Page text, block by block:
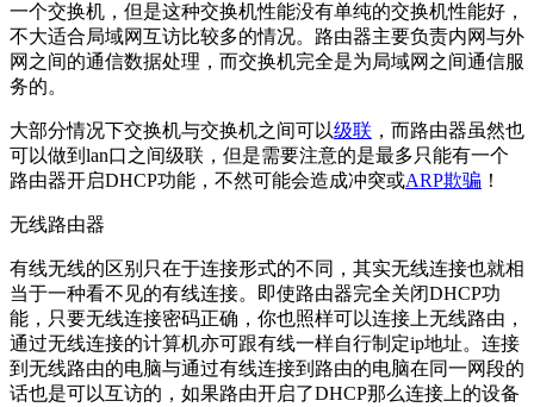
一个交换机，但是这种交换机性能没有单纯的交换机性能好，
不大适合局域网互访比较多的情况。路由器主要负责内网与外
网之间的通信数据处理，而交换机完全是为局域网之间通信服
务的。
大部分情况下交换机与交换机之间可以级联 ，而路由器虽然也
可以做到lan口之间级联，但是需要注意的是最多只能有一个
路由器开启DHCP功能，不然可能会造成冲突或ARP欺骗 ！
无线路由器
有线无线的区别只在于连接形式的不同，其实无线连接也就相
当于一种看不见的有线连接。即使路由器完全关闭DHCP功
能，只要无线连接密码正确，你也照样可以连接上无线路由，
通过无线连接的计算机亦可跟有线一样自行制定ip地址。连接
到无线路由的电脑与通过有线连接到路由的电脑在同一网段的
话也是可以互访的，如果路由开启了DHCP那么连接上的设备